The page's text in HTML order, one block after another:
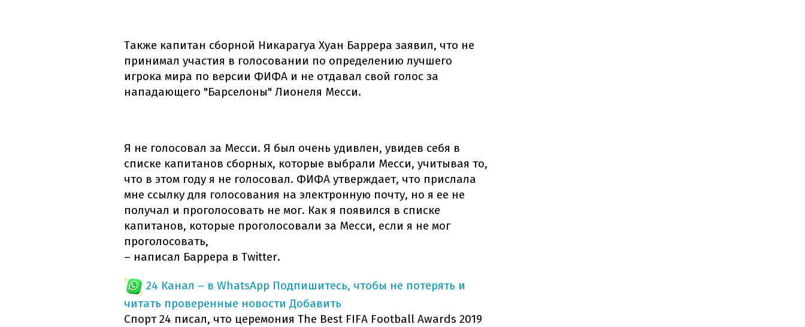
Также капитан сборной Никарагуа Хуан Баррера заявил, что не
принимал участия в голосовании по определению лучшего
игрока мира по версии ФИФА и не отдавал свой голос за
нападающего "Барселоны" Лионеля Месси.
Я не голосовал за Месси. Я был очень удивлен, увидев себя в
списке капитанов сборных, которые выбрали Месси, учитывая то,
что в этом году я не голосовал. ФИФА утверждает, что прислала
мне ссылку для голосования на электронную почту, но я ее не
получал и проголосовать не мог. Как я появился в списке
капитанов, которые проголосовали за Месси, если я не мог
проголосовать,
– написал Баррера в Twitter.
24 Канал – в WhatsApp Подпишитесь, чтобы не потерять и
читать проверенные новости Добавить
Спорт 24 писал, что церемония The Best FIFA Football Awards 2019